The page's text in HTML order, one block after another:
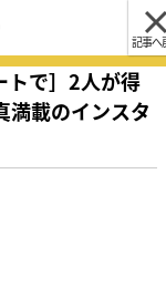
記事へ
で］2人が得
載のインスタ